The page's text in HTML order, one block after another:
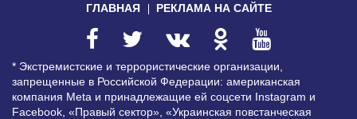
ГЛАВНАЯ РЕКЛАМА НА САЙТЕ
* Экстремистские и террористические организации,
запрещенные в Российской Федерации: американская
компания Meta и принадлежащие ей соцсети Instagram и
Facebook, «Правый сектор», «Украинская повстанческая